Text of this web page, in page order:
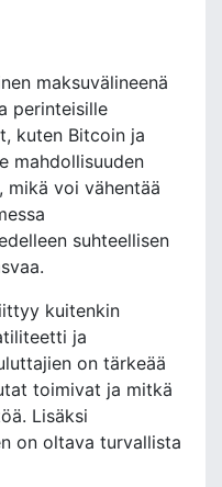
maksuvälineenä
perinteisille
kuten Bitcoin ja
mahdollisuuden
mikä voi vähentää
suhteellisen
kuitenkin
ja
on tärkeää
toimivat ja mitkä
Lisäksi
on oltava turvallista